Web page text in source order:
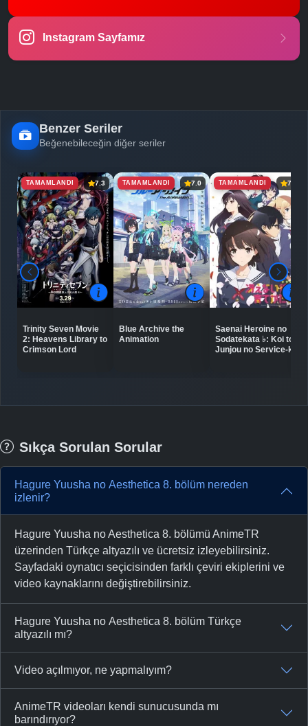
Instagram Sayfamız
Benzer Seriler
Beğenebileceğin diğer seriler
TAMAMLANDI 7.3
Trinity Seven Movie
2: Heavens Library to
Crimson Lord
TAMAMLANDI 7.0
Blue Archive the
Animation
TAMAMLANDI 7.4
Saenai Heroine no
Sodatekata ♭: Koi to
Junjou no Service-kai
Sıkça Sorulan Sorular
Hagure Yuusha no Aesthetica 8. bölüm nereden
izlenir?
Hagure Yuusha no Aesthetica 8. bölümü AnimeTR
üzerinden Türkçe altyazılı ve ücretsiz izleyebilirsiniz.
Sayfadaki oynatıcı seçicisinden farklı çeviri ekiplerini ve
video kaynaklarını değiştirebilirsiniz.
Hagure Yuusha no Aesthetica 8. bölüm Türkçe
altyazılı mı?
Video açılmıyor, ne yapmalıyım?
AnimeTR videoları kendi sunucusunda mı
barındırıyor?